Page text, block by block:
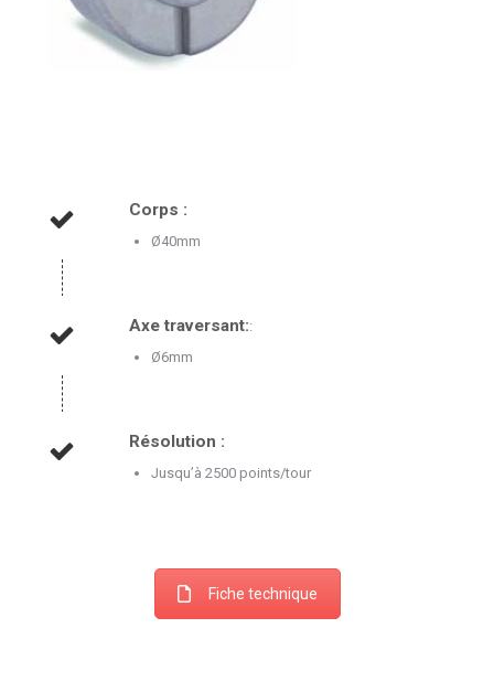
Corps :
Ø40mm
Axe traversant::
Ø6mm
Résolution :
Jusqu’à 2500 points/tour
Fiche technique